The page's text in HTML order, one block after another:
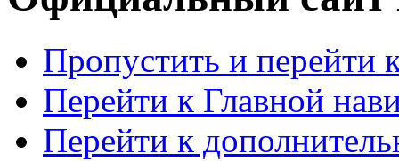
Пропустить и перейти
Перейти к Главной
Перейти к